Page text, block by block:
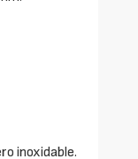
inoxidable.